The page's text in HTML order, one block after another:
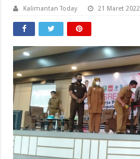
Kalimantan Today 21 Maret 2022